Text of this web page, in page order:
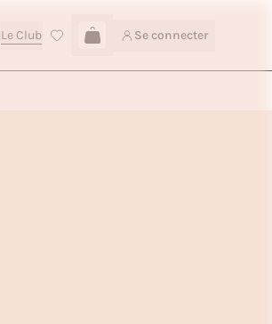
Le Club Se connecter
Connexion